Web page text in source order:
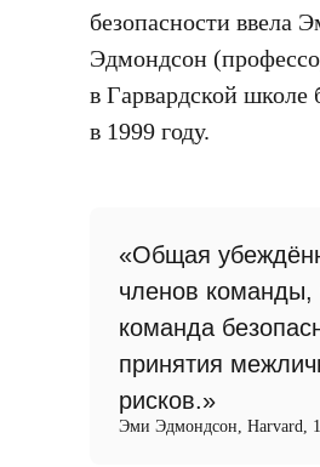
безопасности ввела
Эдмондсон
в Гарвардской школе
в 1999 году.
«Общая
членов команды,
команда
принятия
рисков.»
Эми Эдмондсон, Harvard,